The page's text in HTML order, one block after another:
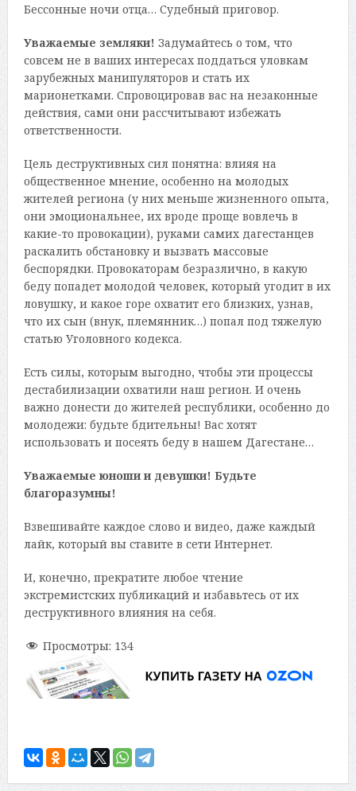
Бессонные ночи отца… Судебный приговор.
Уважаемые земляки! Задумайтесь о том, что
совсем не в ваших интересах поддаться уловкам
зарубежных манипуляторов и стать их
марионетками. Спровоцировав вас на незаконные
действия, сами они рассчитывают избежать
ответственности.
Цель деструктивных сил понятна: влияя на
общественное мнение, особенно на молодых
жителей региона (у них меньше жизненного опыта,
они эмоциональнее, их вроде проще вовлечь в
какие-то провокации), руками самих дагестанцев
раскалить обстановку и вызвать массовые
беспорядки. Провокаторам безразлично, в какую
беду попадет молодой человек, который угодит в их
ловушку, и какое горе охватит его близких, узнав,
что их сын (внук, племянник…) попал под тяжелую
статью Уголовного кодекса.
Есть силы, которым выгодно, чтобы эти процессы
дестабилизации охватили наш регион. И очень
важно донести до жителей республики, особенно до
молодежи: будьте бдительны! Вас хотят
использовать и посеять беду в нашем Дагестане…
Уважаемые юноши и девушки! Будьте
благоразумны!
Взвешивайте каждое слово и видео, даже каждый
лайк, который вы ставите в сети Интернет.
И, конечно, прекратите любое чтение
экстремистских публикаций и избавьтесь от их
деструктивного влияния на себя.
Просмотры: 134